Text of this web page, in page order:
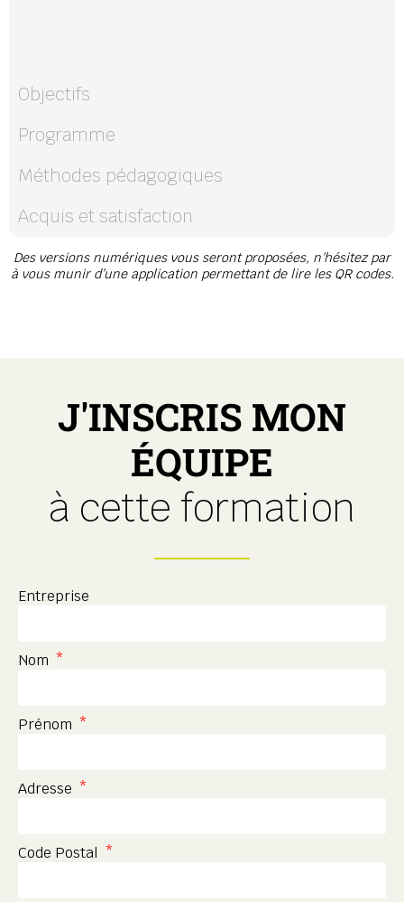
Objectifs
Programme
Méthodes pédagogiques
Acquis et satisfaction
Des versions numériques vous seront proposées, n’hésitez par
à vous munir d’une application permettant de lire les QR codes.
J'INSCRIS MON
ÉQUIPE
à cette formation
Entreprise
Nom
Prénom
Adresse
Code Postal